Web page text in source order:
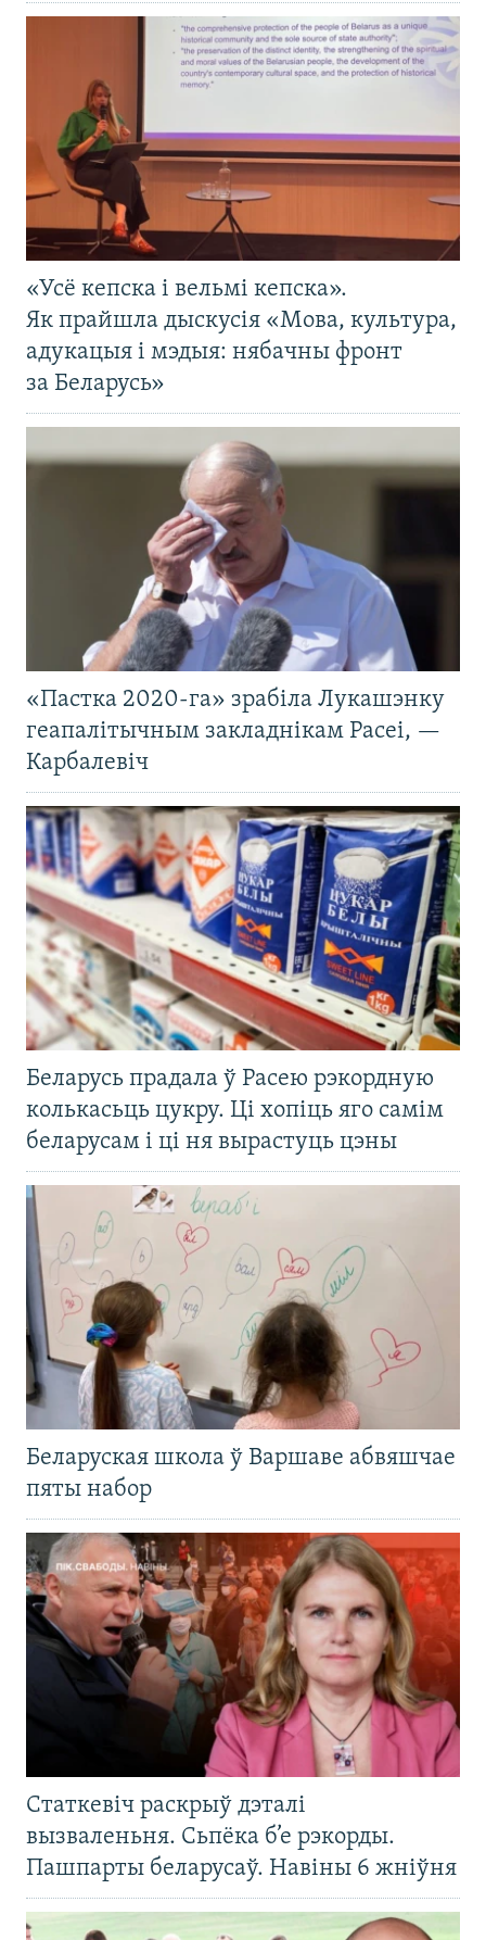
«Усё кепска і вельмі кепска».
Як прайшла дыскусія «Мова, культура,
адукацыя і мэдыя: нябачны фронт
за Беларусь»
«Пастка 2020-га» зрабіла Лукашэнку
геапалітычным закладнікам Расеі, —
Карбалевіч
Беларусь прадала ў Расею рэкордную
колькасьць цукру. Ці хопіць яго самім
беларусам і ці ня вырастуць цэны
Беларуская школа ў Варшаве абвяшчае
пяты набор
Статкевіч раскрыў дэталі
вызваленьня. Сьпёка б’е рэкорды.
Пашпарты беларусаў. Навіны 6 жніўня